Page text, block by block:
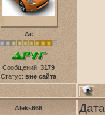
Ас
Сообщений: 3179
Статус: вне сайта
Aleks666